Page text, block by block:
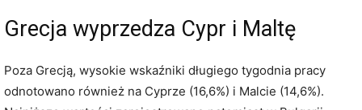
Grecja wyprzedza Cypr i Maltę
Poza Grecją, wysokie wskaźniki długiego tygodnia pracy
odnotowano również na Cyprze (16,6%) i Malcie (14,6%).